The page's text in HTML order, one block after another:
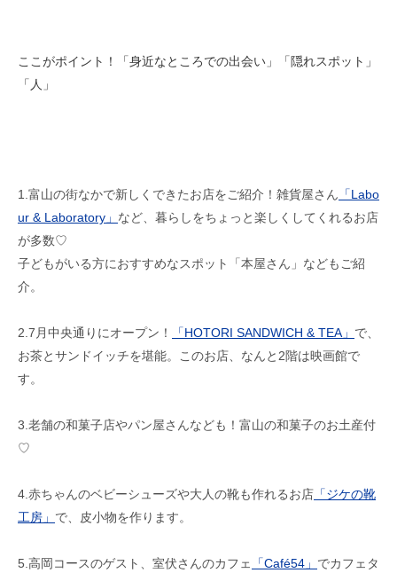
ここがポイント！「身近なところでの出会い」「隠れスポット」
「人」
1.富山の街なかで新しくできたお店をご紹介！雑貨屋さん 「Labo
ur & Laboratory」 など、暮らしをちょっと楽しくしてくれるお店
が多数♡
子どもがいる方におすすめなスポット「本屋さん」などもご紹
介。
2.7月中央通りにオープン！ 「HOTORI SANDWICH & TEA」 で、
お茶とサンドイッチを堪能。このお店、なんと2階は映画館で
す。
3.老舗の和菓子店やパン屋さんなども！富山の和菓子のお土産付
♡
4.赤ちゃんのベビーシューズや大人の靴も作れるお店 「ジケの靴
工房」 で、皮小物を作ります。
5.高岡コースのゲスト、室伏さんのカフェ 「Café54」 でカフェタ